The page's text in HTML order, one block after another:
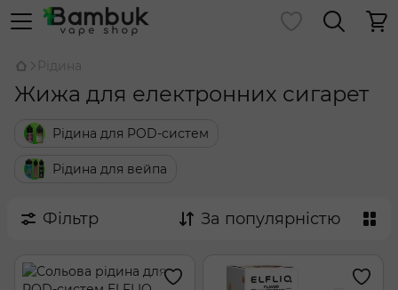
Рідина
Жижа для електронних сигарет
Рідина для POD-систем
Рідина для вейпа
Фільтр За популярністю